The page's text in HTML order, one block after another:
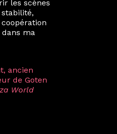
des projets
Langkawi,
curatrice
et les
générosité et
de
encore,